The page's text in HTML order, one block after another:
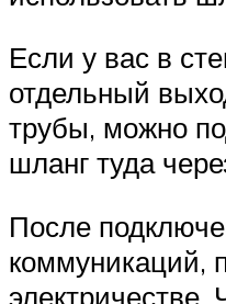
Если у вас в
отдельный
трубы, можно
шланг туда
После
коммуникаций,
электричестве.